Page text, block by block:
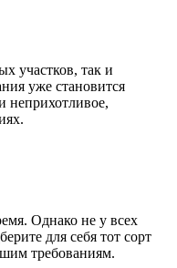
участков, так и
уже становится
неприхотливое,
Однако не у всех
для себя тот сорт
требованиям.